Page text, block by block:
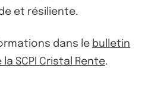
et résiliente.
dans le bulletin
SCPI Cristal Rente.